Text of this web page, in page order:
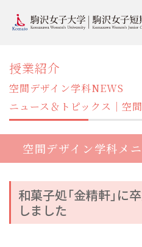
授業紹介
空間デザイン学科NEWS
ニュース＆トピックス｜空
和菓子処「金精軒」に
しました
空間デザイン学科メ
空間デザイン学部空間デザイ